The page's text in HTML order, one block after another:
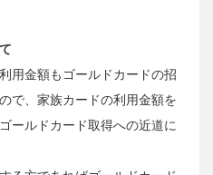
用金額もゴールドカードの招
で、家族カードの利用金額を
ールドカード取得への近道に